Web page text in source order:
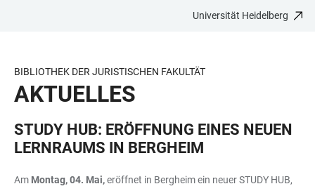
BARRIEREFREIHEIT
Universität Heidelberg
BIBLIOTHEK DER JURISTISCHEN FAKULTÄT
AKTUELLES
STUDY HUB: ERÖFFNUNG EINES NEUEN
LERNRAUMS IN BERGHEIM
Am Montag, 04. Mai,eröffnet in Bergheim ein neuer STUDY HUB,